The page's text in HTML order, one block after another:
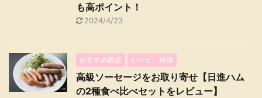
も高ポイント！
2024/4/23
おすすめ商品 レシピ・料理
高級ソーセージをお取り寄せ【日進ハム
の2種食べ比べセットをレビュー】